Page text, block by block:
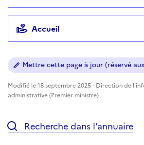
Accueil
Mettre cette page à jour (réservé
Modifié le 18 septembre 2025 - Direction de
administrative (Premier ministre)
Recherche dans l’annuaire